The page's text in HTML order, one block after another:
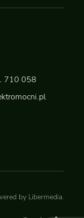
710 058
by Libermedia.